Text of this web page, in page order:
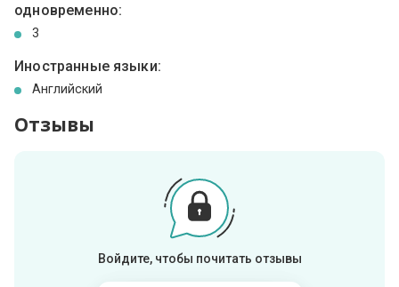
одновременно:
3
Иностранные языки:
Английский
Отзывы
Войдите, чтобы почитать отзывы